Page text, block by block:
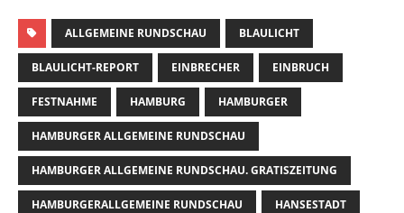
ALLGEMEINE RUNDSCHAU BLAULICHT
BLAULICHT-REPORT EINBRECHER EINBRUCH
FESTNAHME HAMBURG HAMBURGER
HAMBURGER ALLGEMEINE RUNDSCHAU
HAMBURGER ALLGEMEINE RUNDSCHAU. GRATISZEITUNG
HAMBURGERALLGEMEINE RUNDSCHAU HANSESTADT